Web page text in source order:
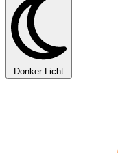
Donker Licht